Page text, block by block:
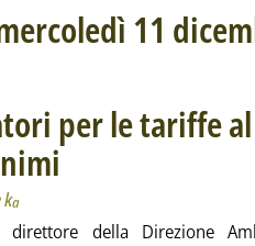
11
per le tariffe
. Sottotitolo: Per la determinazione
. Pubblicata mercoledì 11 dicembre
ka
direttore della Direzione